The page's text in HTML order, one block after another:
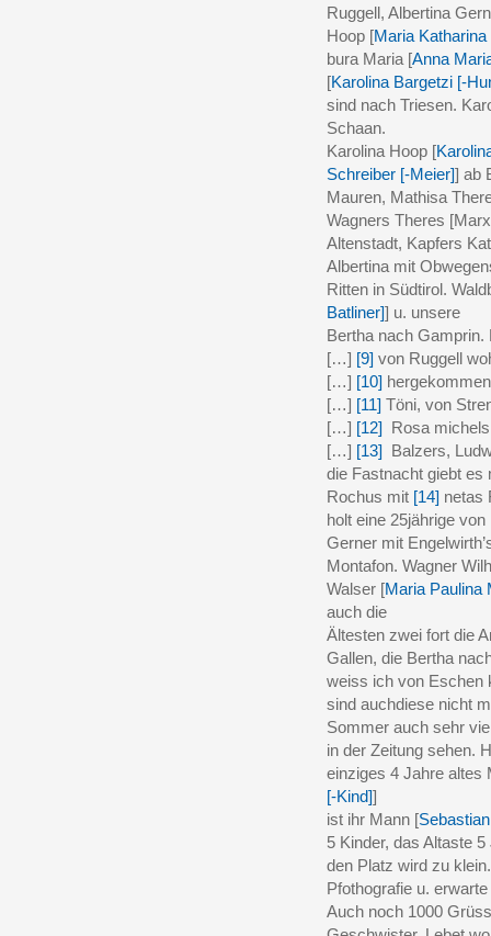
Ruggell, Albertina
Hoop [Maria
bura Maria [Anna
[Karolina Bargetzi [-
sind nach Triesen.
Schaan.
Karolina Hoop [
Schreiber [-Meier]] ab
Mauren, Mathisa
Wagners Theres
Altenstadt, Kapfers
Albertina mit
Ritten in Südtirol.
Batliner]] u. unsere
Bertha nach
[…] [9] von Ruggell
[…] [10]
[…] [11] Töni, von
[…] [12] Rosa
[…] [13] Balzers,
die Fastnacht giebt es
Rochus mit [14] netas
holt eine 25jährige
Gerner mit
Montafon. Wagner
Walser [Maria Paulina
auch die
Ältesten zwei fort die
Gallen, die Bertha
weiss ich von Eschen
sind auchdiese nicht
Sommer auch sehr
in der Zeitung sehen.
einziges 4 Jahre altes
[-Kind]]
ist ihr Mann [
5 Kinder, das Altaste
den Platz wird zu
Pfothografie u.
Auch noch 1000